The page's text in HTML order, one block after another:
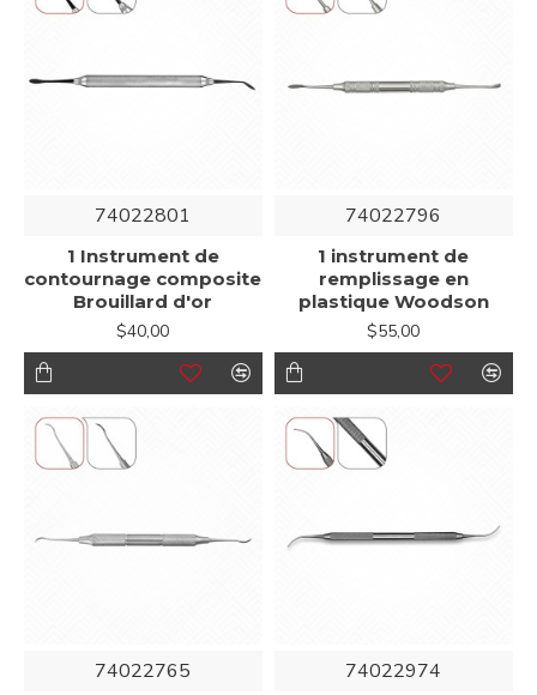
74022801
1 Instrument de
contournage composite
Brouillard d'or
$40,00
74022796
1 instrument de
remplissage en
plastique Woodson
$55,00
74022765 74022974